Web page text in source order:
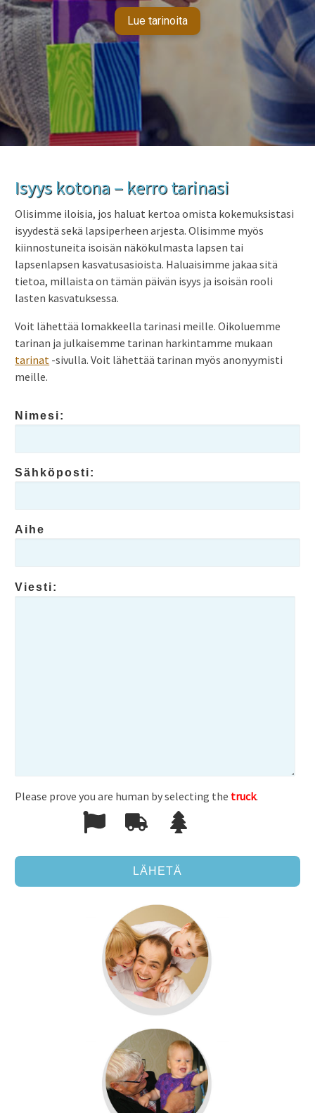
Lue tarinoita
Isyys kotona – kerro tarinasi
Olisimme iloisia, jos haluat kertoa omista kokemuksistasi
isyydestä sekä lapsiperheen arjesta. Olisimme myös
kiinnostuneita isoisän näkökulmasta lapsen tai
lapsenlapsen kasvatusasioista. Haluaisimme jakaa sitä
tietoa, millaista on tämän päivän isyys ja isoisän rooli
lasten kasvatuksessa.
Voit lähettää lomakkeella tarinasi meille. Oikoluemme
tarinan ja julkaisemme tarinan harkintamme mukaan
tarinat -sivulla. Voit lähettää tarinan myös anonyymisti
meille.
Nimesi:
Sähköposti:
Aihe
Viesti:
Please prove you are human by selecting the truck.